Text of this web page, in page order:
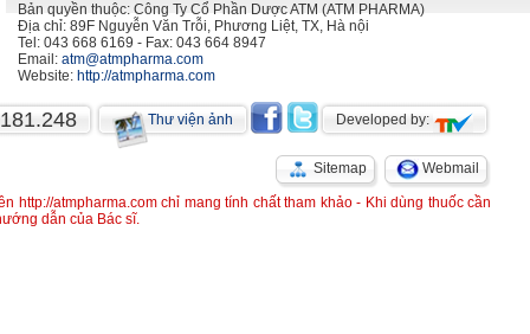
Bản quyền thuộc: Công Ty Cổ Phần Dược ATM (ATM PHARMA)
Địa chỉ: 89F Nguyễn Văn Trỗi, Phương Liệt, TX, Hà nội
Tel: 043 668 6169 - Fax: 043 664 8947
Email: atm@atmpharma.com
Website: http://atmpharma.com
Developed by:
Thư viện ảnh
Webmail
Sitemap
http://atmpharma.com chỉ mang tính chất tham khảo - Khi dùng thuốc cần
dẫn của Bác sĩ.